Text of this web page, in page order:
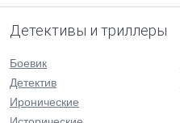
Детективы и триллеры
Боевик
Детектив
Иронические